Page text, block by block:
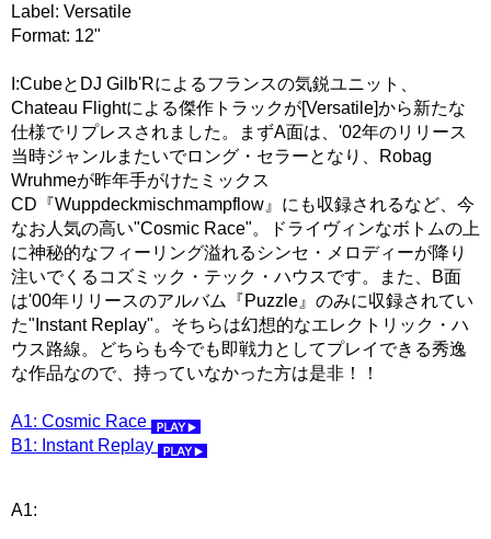
Label: Versatile
Format: 12"
I:CubeとDJ Gilb'Rによるフランスの気鋭ユニット、
Chateau Flightによる傑作トラックが[Versatile]から新たな
仕様でリプレスされました。まずA面は、'02年のリリース
当時ジャンルまたいでロング・セラーとなり、Robag
Wruhmeが昨年手がけたミックス
CD『Wuppdeckmischmampflow』にも収録されるなど、今
なお人気の高い"Cosmic Race"。ドライヴィンなボトムの上
に神秘的なフィーリング溢れるシンセ・メロディーが降り
注いでくるコズミック・テック・ハウスです。また、B面
は'00年リリースのアルバム『Puzzle』のみに収録されてい
た"Instant Replay"。そちらは幻想的なエレクトリック・ハ
ウス路線。どちらも今でも即戦力としてプレイできる秀逸
な作品なので、持っていなかった方は是非！！
A1: Cosmic Race
B1: Instant Replay
A1: